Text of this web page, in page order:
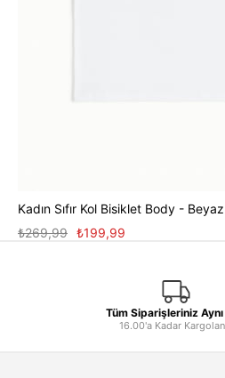
Kadın Sıfır Kol Bisiklet Body - Beyaz
₺199,99
₺269,99
Tüm Siparişleriniz Aynı
16.00'a Kadar